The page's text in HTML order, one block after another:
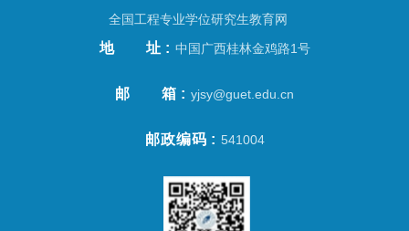
全国工程专业学位研究生教育网
地址 中国广西桂林金鸡路1号
邮箱 yjsy@guet.edu.cn
邮政编码 541004